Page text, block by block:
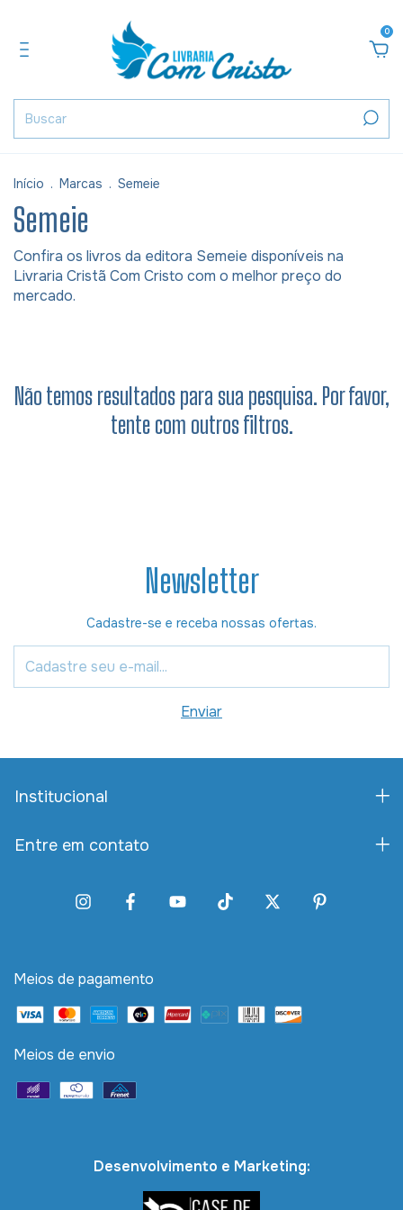
0
Início . Marcas . Semeie
Semeie
Confira os livros da editora Semeie disponíveis na
Livraria Cristã Com Cristo com o melhor preço do
mercado.
Não temos resultados para sua pesquisa. Por favor,
tente com outros filtros.
Newsletter
Cadastre-se e receba nossas ofertas.
Institucional
Entre em contato
Meios de pagamento
Meios de envio
Desenvolvimento e Marketing: